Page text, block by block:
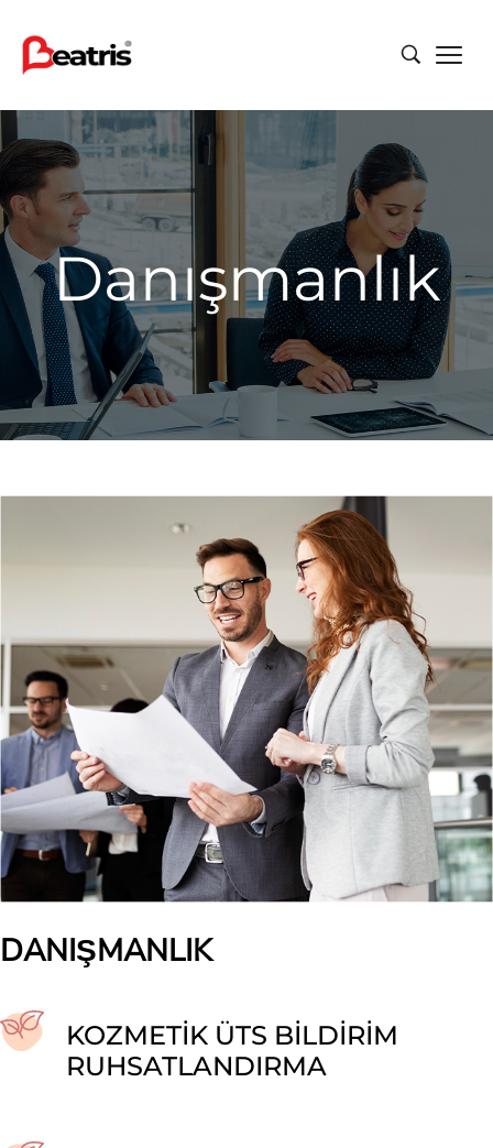
Danışmanlık
DANIŞMANLIK
KOZMETİK ÜTS BİLDİRİM
RUHSATLANDIRMA